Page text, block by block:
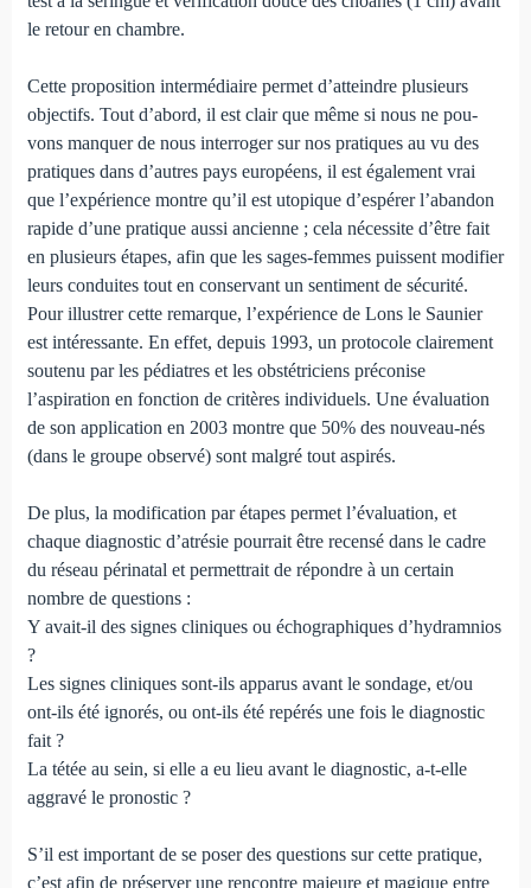
le retour en chambre.
Cette proposition intermédiaire permet d’atteindre plu­sieurs
objectifs. Tout d’abord, il est clair que même si nous ne pou­
vons manquer de nous interroger sur nos pratiques au vu des
pratiques dans d’autres pays européens, il est égale­ment vrai
que l’expérience montre qu’il est utopique d’espérer l’abandon
rapide d’une pratique aussi ancienne ; cela néces­site d’être fait
en plusieurs étapes, afin que les sages-femmes puissent modifier
leurs conduites tout en conservant un sen­timent de sécurité.
Pour illustrer cette remarque, l’expérience de Lons le Saunier
est intéressante. En effet, depuis 1993, un protocole clairement
soutenu par les pédia­tres et les obstétriciens préconise
l’aspiration en fonction de critères individuels. Une évaluation
de son ap­plication en 2003 montre que 50% des nouveau-nés
(dans le groupe observé) sont malgré tout aspirés.
De plus, la modification par étapes permet l’évaluation, et
chaque diagnostic d’atrésie pourrait être recensé dans le cadre
du réseau périnatal et permettrait de répondre à un certain
nombre de questions :
Y avait-il des signes cliniques ou échographiques d’hydramnios
?
Les signes cliniques sont-ils apparus avant le sondage, et/ou
ont-ils été ignorés, ou ont-ils été repérés une fois le diagnostic
fait ?
La tétée au sein, si elle a eu lieu avant le diagnostic, a-t-elle
aggravé le pronostic ?
S’il est important de se poser des questions sur cette pra­tique,
c’est afin de préserver une rencontre majeure et magique entre